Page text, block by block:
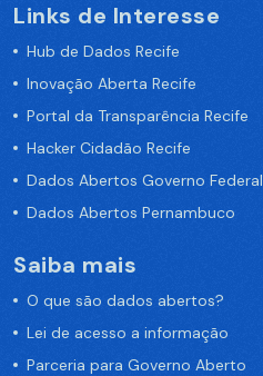
Links de Interesse
Hub de Dados Recife
Inovação Aberta Recife
Portal da Transparência Recife
Hacker Cidadão Recife
Dados Abertos Governo Federal
Dados Abertos Pernambuco
Saiba mais
O que são dados abertos?
Lei de acesso a informação
Parceria para Governo Aberto